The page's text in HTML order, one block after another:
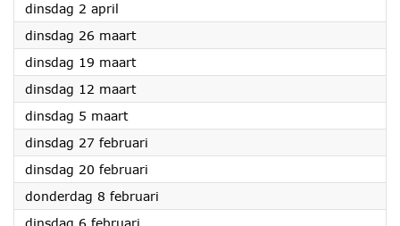
dinsdag 2 april
dinsdag 26 maart2024
dinsdag 19 maart2024
dinsdag 12 maart2024
dinsdag 5 maart2024
dinsdag 27 februari
dinsdag 20 februari
donderdag 8 februari
dinsdag 6 februari